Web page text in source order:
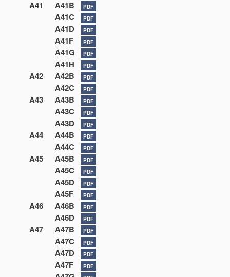
A41 A41B PDF
A41C PDF
A41D PDF
A41F PDF
A41G PDF
A41H PDF
A42 A42B PDF
A42C PDF
A43 A43B PDF
A43C PDF
A43D PDF
A44 A44B PDF
A44C PDF
A45 A45B PDF
A45C PDF
A45D PDF
A45F PDF
A46 A46B PDF
A46D PDF
A47 A47B PDF
A47C PDF
A47D PDF
A47F PDF